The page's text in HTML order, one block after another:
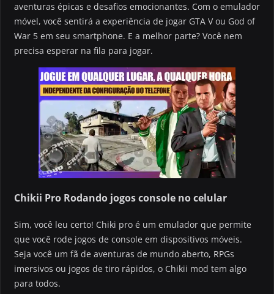
aventuras épicas e desafios emocionantes. Com o emulador
móvel, você sentirá a experiência de jogar GTA V ou God of
War 5 em seu smartphone. E a melhor parte? Você nem
precisa esperar na fila para jogar.
Chikii Pro Rodando jogos console no celular
Sim, você leu certo! Chiki pro é um emulador que permite
que você rode jogos de console em dispositivos móveis.
Seja você um fã de aventuras de mundo aberto, RPGs
imersivos ou jogos de tiro rápidos, o Chikii mod tem algo
para todos.